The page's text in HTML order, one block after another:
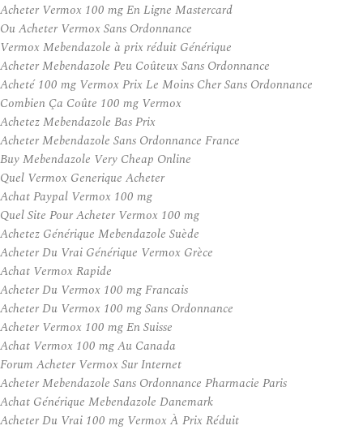
Acheter Vermox 100 mg En Ligne Mastercard
Ou Acheter Vermox Sans Ordonnance
Vermox Mebendazole à prix réduit Générique
Acheter Mebendazole Peu Coûteux Sans Ordonnance
Acheté 100 mg Vermox Prix Le Moins Cher Sans Ordonnance
Combien Ça Coûte 100 mg Vermox
Achetez Mebendazole Bas Prix
Acheter Mebendazole Sans Ordonnance France
Buy Mebendazole Very Cheap Online
Quel Vermox Generique Acheter
Achat Paypal Vermox 100 mg
Quel Site Pour Acheter Vermox 100 mg
Achetez Générique Mebendazole Suède
Acheter Du Vrai Générique Vermox Grèce
Achat Vermox Rapide
Acheter Du Vermox 100 mg Francais
Acheter Du Vermox 100 mg Sans Ordonnance
Acheter Vermox 100 mg En Suisse
Achat Vermox 100 mg Au Canada
Forum Acheter Vermox Sur Internet
Acheter Mebendazole Sans Ordonnance Pharmacie Paris
Achat Générique Mebendazole Danemark
Acheter Du Vrai 100 mg Vermox À Prix Réduit